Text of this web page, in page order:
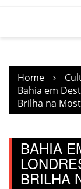
Home
Bahia em
Brilha na
BAHIA
BRILHA